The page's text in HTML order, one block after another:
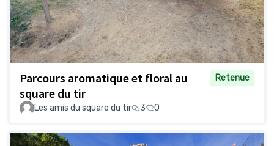
Parcours aromatique et floral au
square du tir
Retenue
Les amis du square du tir 3 0